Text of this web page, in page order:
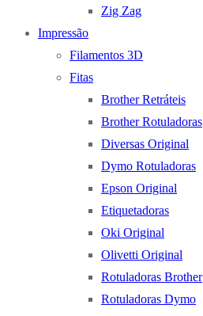
Zig Zag
Impressão
Filamentos 3D
Fitas
Brother Retráteis
Brother Rotuladoras
Diversas Original
Dymo Rotuladoras
Epson Original
Etiquetadoras
Oki Original
Olivetti Original
Rotuladoras Brother
Rotuladoras Dymo